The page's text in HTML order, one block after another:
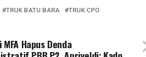
TRUK BATU BARA TRUK CPO
Hapus Denda